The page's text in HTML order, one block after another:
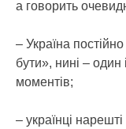
а говорить
– Україна
бути», нині – один
моментів;
– українці